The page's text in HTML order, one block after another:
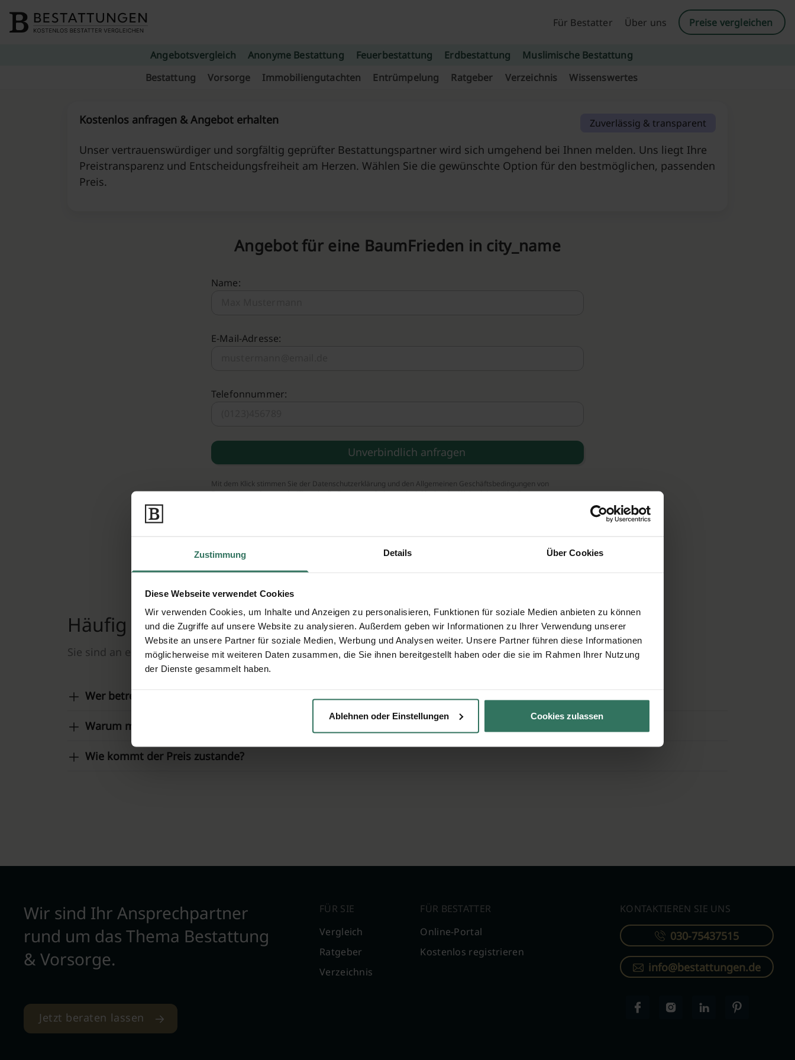
Zustimmung Details Über Cookies
Diese Webseite verwendet Cookies
Wir verwenden Cookies, um Inhalte und Anzeigen zu personalisieren, Funktionen für soziale Medien anbieten zu können
und die Zugriffe auf unsere Website zu analysieren. Außerdem geben wir Informationen zu Ihrer Verwendung unserer
Website an unsere Partner für soziale Medien, Werbung und Analysen weiter. Unsere Partner führen diese Informationen
möglicherweise mit weiteren Daten zusammen, die Sie ihnen bereitgestellt haben oder die sie im Rahmen Ihrer Nutzung
der Dienste gesammelt haben.
Ablehnen oder Einstellungen Cookies zulassen
Für Bestatter
Über uns Preise vergleichen
Angebotsvergleich Anonyme Bestattung Feuerbestattung Erdbestattung
Muslimische Bestattung
Bestattung
Vorsorge Immobiliengutachten Entrümpelung Ratgeber Verzeichnis Wissenswertes
Kostenlos anfragen & Angebot erhalten Zuverlässig & transparent
Unser vertrauenswürdiger und sorgfältig geprüfter Bestattungspartner wird sich umgehend bei Ihnen melden. Uns liegt Ihre
Preistransparenz und Entscheidungsfreiheit am Herzen. Wählen Sie die gewünschte Option für den bestmöglichen, passenden
Preis.
Angebot für eine BaumFrieden in city_name
Name:
E-Mail-Adresse:
Telefonnummer:
Mit dem Klick stimmen Sie der Datenschutzerklärung und den Allgemeinen Geschäftsbedingungen von
Bestattungen.de zu und willigen in die Datenverarbeitung ein, inklusive der Weiterleitung der Daten an unsere
Häufig gestellte Fragen
Sie sind an einer reibungslosen, respektvollen aber günstigen Bestattung interessiert? Wir beantworten Ihre Fragen.
Wer betreibt diese Website?
Warum muss ich eine Anfrage ausfüllen?
Wie kommt der Preis zustande?
Wir sind Ihr Ansprechpartner
rund um das Thema Bestattung
& Vorsorge.
Jetzt beraten lassen
FÜR SIE
Vergleich
Ratgeber
Verzeichnis
FÜR BESTATTER
Online-Portal
Kostenlos registrieren
KONTAKTIEREN SIE UNS
030-75437515
info@bestattungen.de